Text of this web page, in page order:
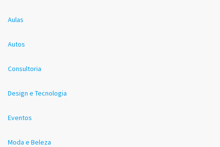
Aulas
Autos
Consultoria
Design e Tecnologia
Eventos
Moda e Beleza